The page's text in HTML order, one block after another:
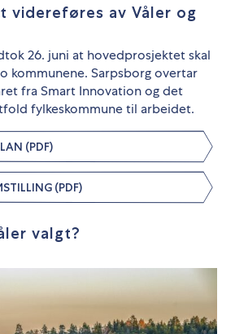
videreføres av Våler og
26. juni at hovedprosjektet skal
kommunene. Sarpsborg overtar
fra Smart Innovation og det
fylkeskommune til arbeidet.
(PDF)
(PDF)
valgt?